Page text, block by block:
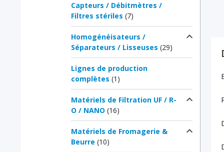
Capteurs / Débitmètres /
Filtres stériles (7)
Homogénéisateurs /
Séparateurs / Lisseuses (29)
Lignes de production
complètes (1)
Matériels de Filtration UF / R-
O / NANO (16)
Matériels de Fromagerie &
Beurre (10)